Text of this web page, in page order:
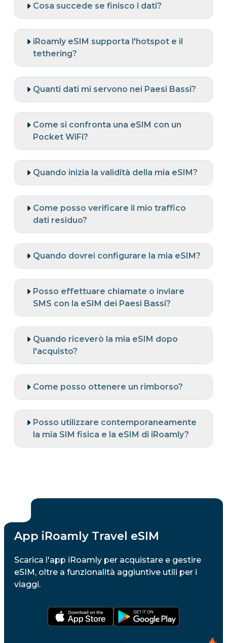
Cosa succede se finisco i dati?
iRoamly eSIM supporta l'hotspot e il
tethering?
Quanti dati mi servono nei Paesi Bassi?
Come si confronta una eSIM con un
Pocket WiFi?
Quando inizia la validità della mia eSIM?
Come posso verificare il mio traffico
dati residuo?
Quando dovrei configurare la mia eSIM?
Posso effettuare chiamate o inviare
SMS con la eSIM dei Paesi Bassi?
Quando riceverò la mia eSIM dopo
l'acquisto?
Come posso ottenere un rimborso?
Posso utilizzare contemporaneamente
la mia SIM fisica e la eSIM di iRoamly?
App iRoamly Travel eSIM
Scarica l'app iRoamly per acquistare e gestire
eSIM, oltre a funzionalità aggiuntive utili per i
viaggi.